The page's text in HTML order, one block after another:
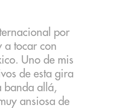
por
a tocar con
Uno de mis
de esta gira
banda allá,
ansiosa de